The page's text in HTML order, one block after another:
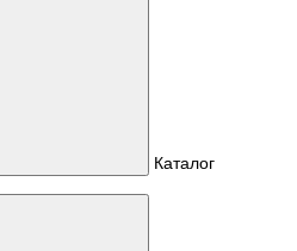
Каталог